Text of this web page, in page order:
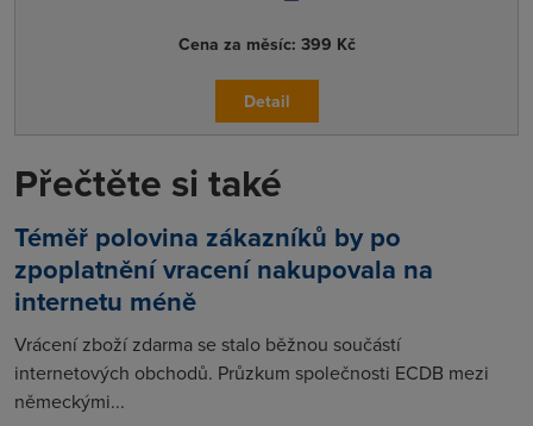
Cena za měsíc: 399 Kč
Detail
Přečtěte si také
Téměř polovina zákazníků by po
zpoplatnění vracení nakupovala na
internetu méně
Vrácení zboží zdarma se stalo běžnou součástí
internetových obchodů. Průzkum společnosti ECDB mezi
německými...